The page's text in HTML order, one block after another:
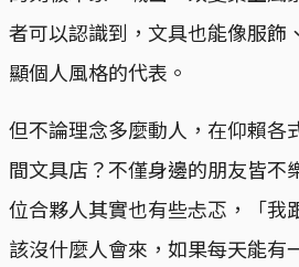
者可以認識到，文具也能像服飾
顯個人風格的代表。
但不論理念多麼動人，在仰賴各
間文具店？不僅身邊的朋友皆不
位合夥人其實也有些忐忑，「我
該沒什麼人會來，如果每天能有